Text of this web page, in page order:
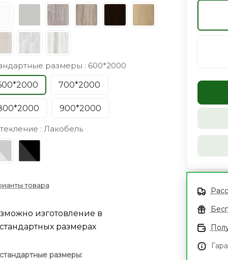
размеры : 600*2000
700*2000
900*2000
: Лакобель
товара
изготовление в
размерах
размеры: